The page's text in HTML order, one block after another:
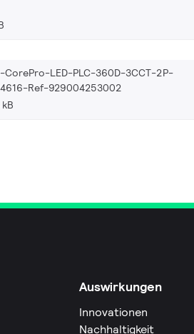
CorePro-LED-PLC-360D-3CCT-2P-
Ref-929004253002
Auswirkungen
Innovationen
Nachhaltigkeit